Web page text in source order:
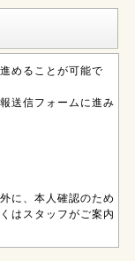
めることが可能で
送信フォームに進み
に、本人確認のため
はスタッフがご案内